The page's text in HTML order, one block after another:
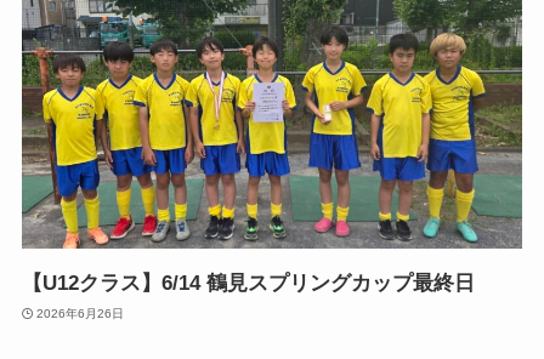
【U12クラス】6/14 鶴見スプリングカップ最終日
2026年6月26日